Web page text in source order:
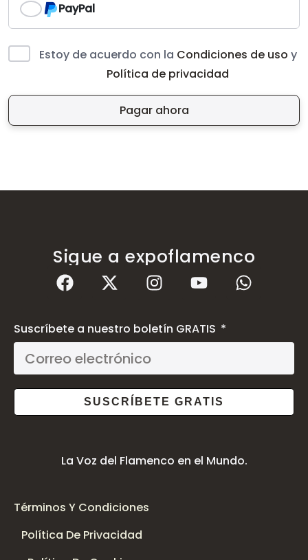
PayPal
Estoy de acuerdo con la Condiciones de uso y
Política de privacidad
Pagar ahora
La Voz del Flamenco en el Mundo.
Suscríbete a nuestro boletín GRATIS
SUSCRÍBETE GRATIS
Sigue a expoflamenco
Términos Y Condiciones
Política De Privacidad